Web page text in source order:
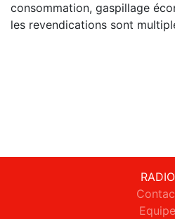
consommation, gaspillage
les revendications sont
RADIO
Equipe